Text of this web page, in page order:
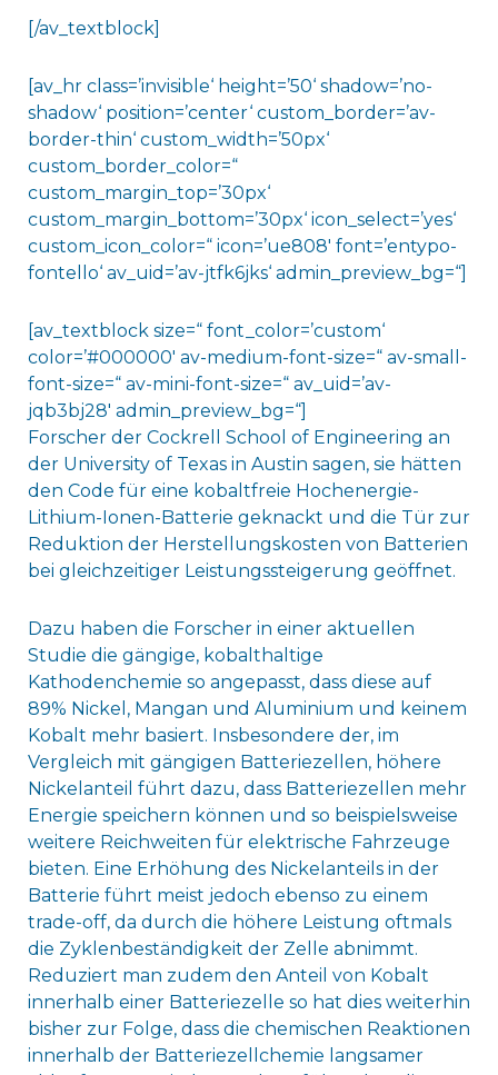
[/av_textblock]
[av_hr class=’invisible‘ height=’50‘ shadow=’no-
shadow‘ position=’center‘ custom_border=’av-
border-thin‘ custom_width=’50px‘
custom_border_color=“
custom_margin_top=’30px‘
custom_margin_bottom=’30px‘ icon_select=’yes‘
custom_icon_color=“ icon=’ue808′ font=’entypo-
fontello‘ av_uid=’av-jtfk6jks‘ admin_preview_bg=“]
[av_textblock size=“ font_color=’custom‘
color=’#000000′ av-medium-font-size=“ av-small-
font-size=“ av-mini-font-size=“ av_uid=’av-
jqb3bj28′ admin_preview_bg=“]
Forscher der Cockrell School of Engineering an
der University of Texas in Austin sagen, sie hätten
den Code für eine kobaltfreie Hochenergie-
Lithium-Ionen-Batterie geknackt und die Tür zur
Reduktion der Herstellungskosten von Batterien
bei gleichzeitiger Leistungssteigerung geöffnet.
Dazu haben die Forscher in einer aktuellen
Studie die gängige, kobalthaltige
Kathodenchemie so angepasst, dass diese auf
89% Nickel, Mangan und Aluminium und keinem
Kobalt mehr basiert. Insbesondere der, im
Vergleich mit gängigen Batteriezellen, höhere
Nickelanteil führt dazu, dass Batteriezellen mehr
Energie speichern können und so beispielsweise
weitere Reichweiten für elektrische Fahrzeuge
bieten. Eine Erhöhung des Nickelanteils in der
Batterie führt meist jedoch ebenso zu einem
trade-off, da durch die höhere Leistung oftmals
die Zyklenbeständigkeit der Zelle abnimmt.
Reduziert man zudem den Anteil von Kobalt
innerhalb einer Batteriezelle so hat dies weiterhin
bisher zur Folge, dass die chemischen Reaktionen
innerhalb der Batteriezellchemie langsamer